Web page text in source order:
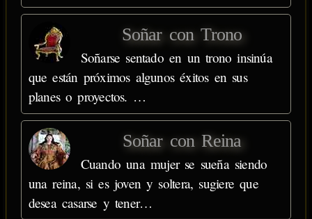
Soñar con Trono
Soñarse sentado en un trono insinúa
que están próximos algunos éxitos en sus
planes o proyectos. …
Soñar con Reina
Cuando una mujer se sueña siendo
una reina, si es joven y soltera, sugiere que
desea casarse y tener…